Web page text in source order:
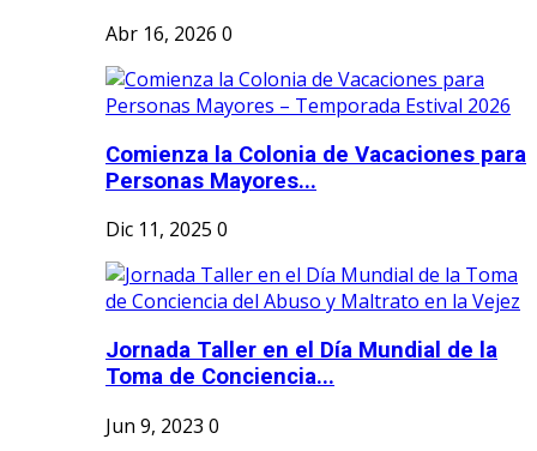
Abr 16, 2026 0
Comienza la Colonia de Vacaciones para
Personas Mayores...
Dic 11, 2025 0
Jornada Taller en el Día Mundial de la
Toma de Conciencia...
Jun 9, 2023 0